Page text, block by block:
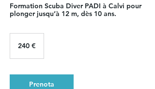
Formation Scuba Diver PADI à Calvi pour
plonger jusqu’à 12 m, dès 10 ans.
240 €
Prenota